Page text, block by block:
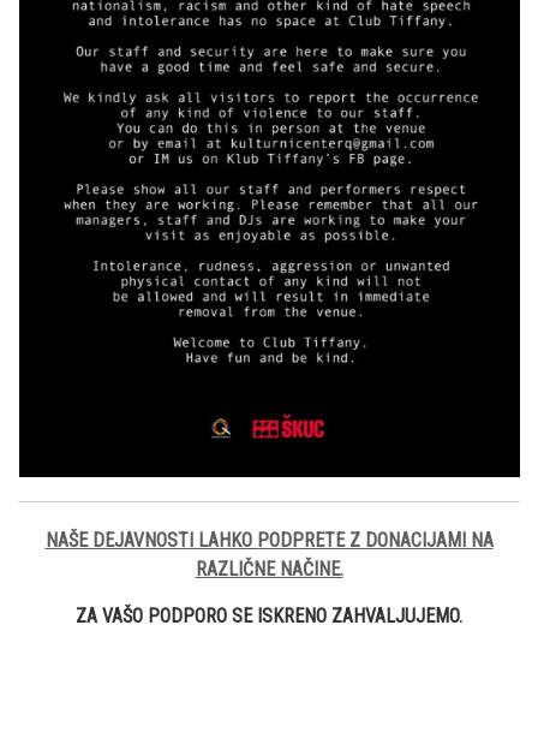
NAŠE DEJAVNOSTI LAHKO PODPRETE Z DONACIJAMI NA
RAZLIČNE NAČINE.
ZA VAŠO PODPORO SE ISKRENO ZAHVALJUJEMO.